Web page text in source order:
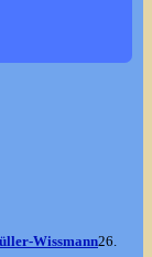
Wissmann26.